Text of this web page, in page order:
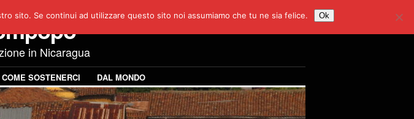
in Nicaragua
COME SOSTENERCI DAL MONDO
sito. Se continui ad utilizzare questo sito noi assumiamo che tu ne sia felice. Ok